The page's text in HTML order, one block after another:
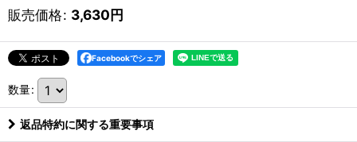
販売価格: 3,630円
Facebookでシェア
数量:
返品特約に関する重要事項